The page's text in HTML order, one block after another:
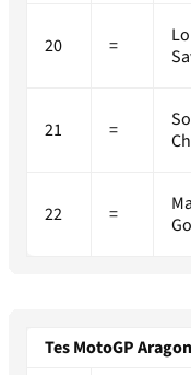
20 =
21 =
22 =
Tes MotoGP